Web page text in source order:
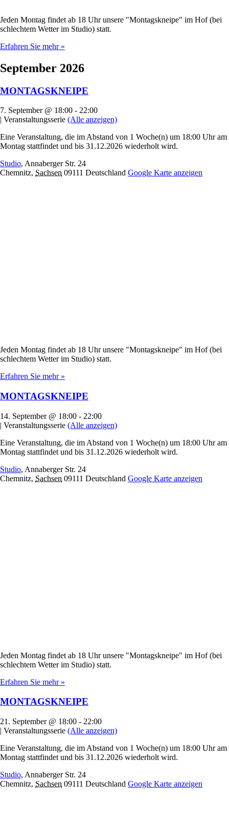
Jeden Montag findet ab 18 Uhr unsere "Montagskneipe" im Hof (bei
schlechtem Wetter im Studio) statt.
Erfahren Sie mehr »
September 2026
MONTAGSKNEIPE
7. September @ 18:00 - 22:00
| Veranstaltungsserie (Alle anzeigen)
Eine Veranstaltung, die im Abstand von 1 Woche(n) um 18:00 Uhr am
Montag stattfindet und bis 31.12.2026 wiederholt wird.
Studio, Annaberger Str. 24
Chemnitz, Sachsen 09111 Deutschland Google Karte anzeigen
Jeden Montag findet ab 18 Uhr unsere "Montagskneipe" im Hof (bei
schlechtem Wetter im Studio) statt.
Erfahren Sie mehr »
MONTAGSKNEIPE
14. September @ 18:00 - 22:00
| Veranstaltungsserie (Alle anzeigen)
Eine Veranstaltung, die im Abstand von 1 Woche(n) um 18:00 Uhr am
Montag stattfindet und bis 31.12.2026 wiederholt wird.
Studio, Annaberger Str. 24
Chemnitz, Sachsen 09111 Deutschland Google Karte anzeigen
Jeden Montag findet ab 18 Uhr unsere "Montagskneipe" im Hof (bei
schlechtem Wetter im Studio) statt.
Erfahren Sie mehr »
MONTAGSKNEIPE
21. September @ 18:00 - 22:00
| Veranstaltungsserie (Alle anzeigen)
Eine Veranstaltung, die im Abstand von 1 Woche(n) um 18:00 Uhr am
Montag stattfindet und bis 31.12.2026 wiederholt wird.
Studio, Annaberger Str. 24
Chemnitz, Sachsen 09111 Deutschland Google Karte anzeigen